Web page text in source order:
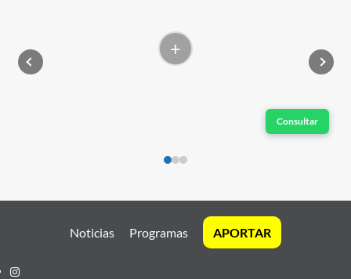
+
Consultar
Noticias Programas APORTAR
Instagram